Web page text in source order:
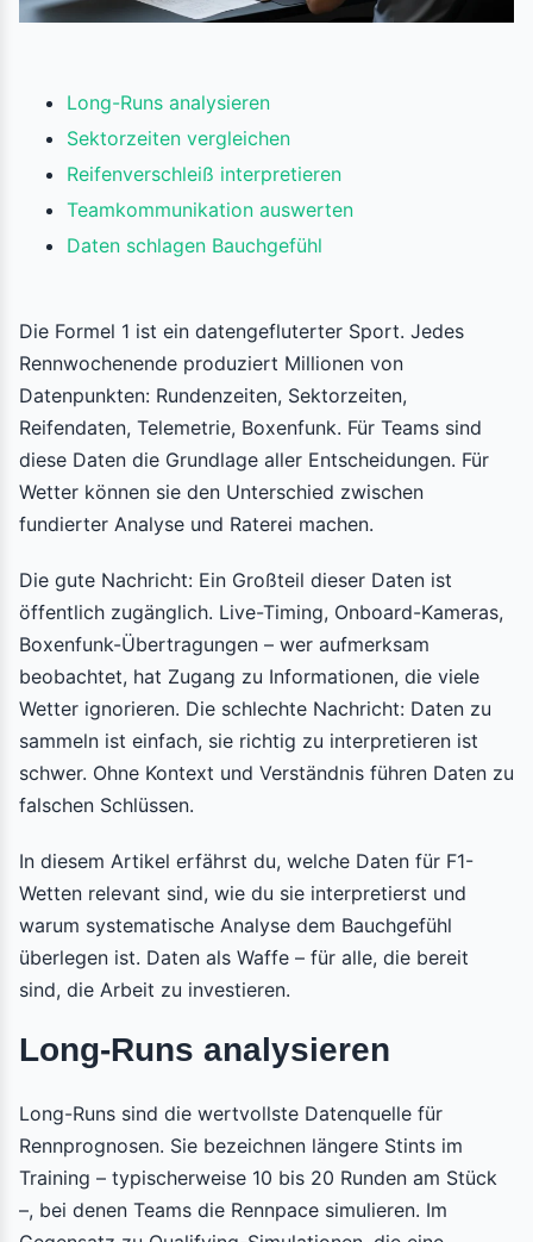
Long-Runs analysieren
Sektorzeiten vergleichen
Reifenverschleiß interpretieren
Teamkommunikation auswerten
Daten schlagen Bauchgefühl
Die Formel 1 ist ein datengefluterter Sport. Jedes
Rennwochenende produziert Millionen von
Datenpunkten: Rundenzeiten, Sektorzeiten,
Reifendaten, Telemetrie, Boxenfunk. Für Teams sind
diese Daten die Grundlage aller Entscheidungen. Für
Wetter können sie den Unterschied zwischen
fundierter Analyse und Raterei machen.
Die gute Nachricht: Ein Großteil dieser Daten ist
öffentlich zugänglich. Live-Timing, Onboard-Kameras,
Boxenfunk-Übertragungen – wer aufmerksam
beobachtet, hat Zugang zu Informationen, die viele
Wetter ignorieren. Die schlechte Nachricht: Daten zu
sammeln ist einfach, sie richtig zu interpretieren ist
schwer. Ohne Kontext und Verständnis führen Daten zu
falschen Schlüssen.
In diesem Artikel erfährst du, welche Daten für F1-
Wetten relevant sind, wie du sie interpretierst und
warum systematische Analyse dem Bauchgefühl
überlegen ist. Daten als Waffe – für alle, die bereit
sind, die Arbeit zu investieren.
Long-Runs analysieren
Long-Runs sind die wertvollste Datenquelle für
Rennprognosen. Sie bezeichnen längere Stints im
Training – typischerweise 10 bis 20 Runden am Stück
–, bei denen Teams die Rennpace simulieren. Im